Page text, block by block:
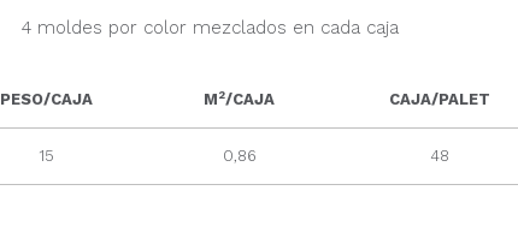
4 moldes por color mezclados en cada caja
PESO/CAJA M2/CAJA CAJA/PALET
15 0,86 48